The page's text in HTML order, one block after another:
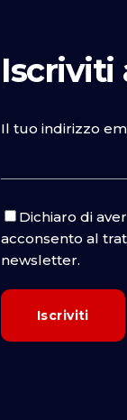
Iscriviti
Il tuo indirizzo
Dichiaro di
acconsento al
newsletter.